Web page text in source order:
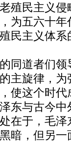
殖民主义
为五六十
民主义体
同道者们
主旋律，
使这个时
东与古今
在于，毛
暗，但另